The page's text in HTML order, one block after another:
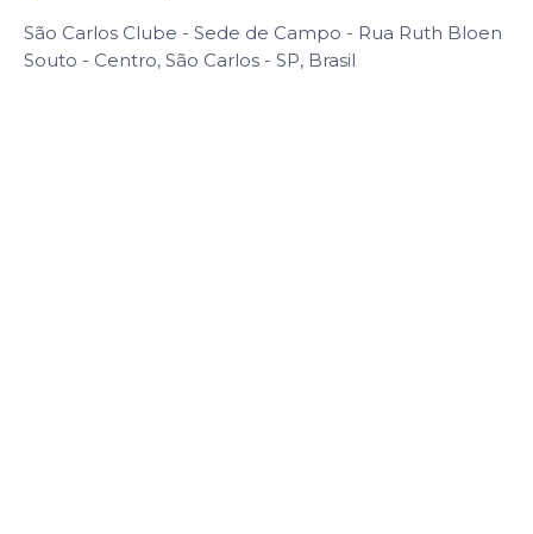
São Carlos Clube - Sede de Campo - Rua Ruth Bloen
Souto - Centro, São Carlos - SP, Brasil